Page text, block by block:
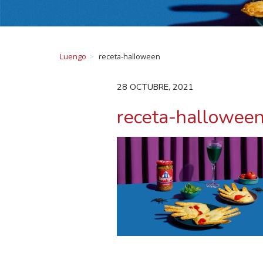
Luengo receta-halloween
28 OCTUBRE, 2021
receta-